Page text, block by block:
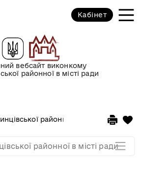
вебсайт виконкому
районної в місті ради
Кабінет
районної в місті ради
районної в місті ради
VI скликання від
VI скликання від